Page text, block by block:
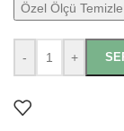
Özel Ölçü Temizle
- +